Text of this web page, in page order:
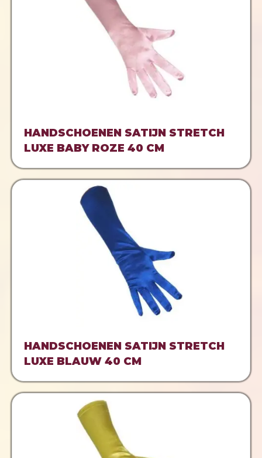
HANDSCHOENEN SATIJN STRETCH
LUXE BABY ROZE 40 CM
HANDSCHOENEN SATIJN STRETCH
LUXE BLAUW 40 CM